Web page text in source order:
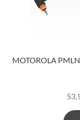
MOTOROLA